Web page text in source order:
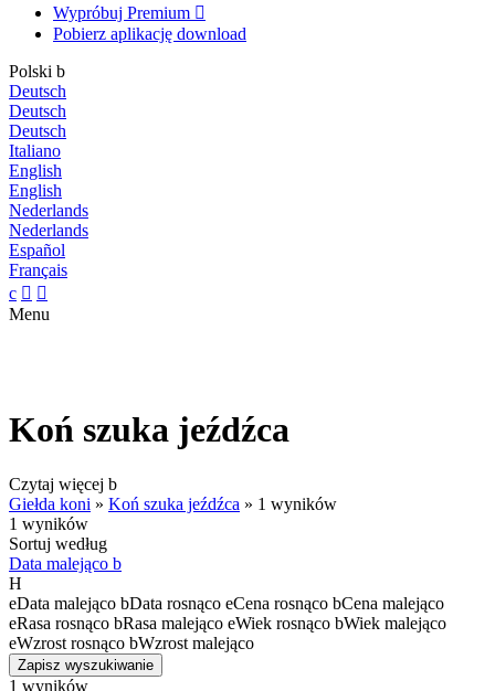
Wypróbuj Premium 
Pobierz aplikację download
Polski b
Deutsch
Deutsch
Deutsch
Italiano
English
English
Nederlands
Nederlands
Español
Français
c  
Menu
Koń szuka jeźdźca
Czytaj więcej b
Giełda koni » Koń szuka jeźdźca » 1 wyników
1 wyników
Sortuj według
Data malejąco b
H
eData malejąco bData rosnąco eCena rosnąco bCena malejąco
eRasa rosnąco bRasa malejąco eWiek rosnąco bWiek malejąco
eWzrost rosnąco bWzrost malejąco
Zapisz wyszukiwanie
1 wyników